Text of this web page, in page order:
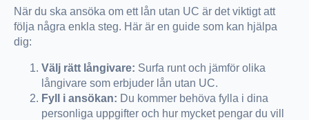
När du ska ansöka om ett lån utan UC är det viktigt att
följa några enkla steg. Här är en guide som kan hjälpa
dig:
Välj rätt långivare: Surfa runt och jämför olika
långivare som erbjuder lån utan UC.
Fyll i ansökan: Du kommer behöva fylla i dina
personliga uppgifter och hur mycket pengar du vill